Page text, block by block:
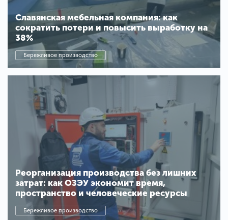
Славянская мебельная компания: как
сократить потери и повысить выработку на
38%
Бережливое производство
Реорганизация производства без лишних
затрат: как ОЗЭУ экономит время,
пространство и человеческие ресурсы
Бережливое производство